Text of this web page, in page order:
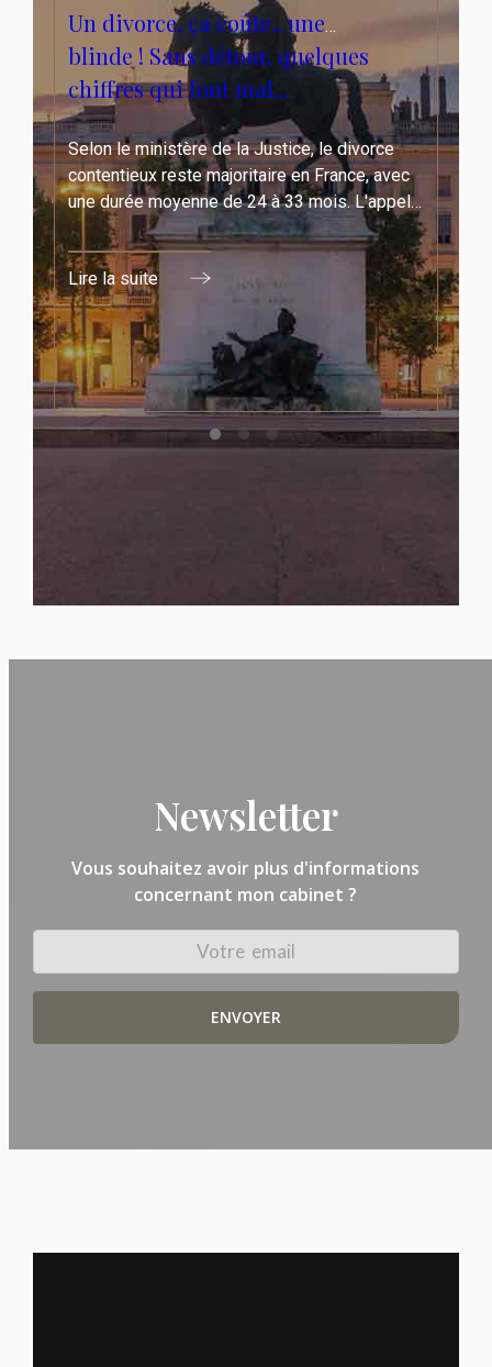
Un divorce, ça coûte.. une
blinde ! Sans détour, quelques
chiffres qui font mal...
Selon le ministère de la Justice, le divorce
contentieux reste majoritaire en France, avec
une durée moyenne de 24 à 33 mois. L'appel
et la liquidation du régime matrimonial ajoutent
des délais supplémentaires pas toujours
envisagés. Faisons le point.
Lire la suite
Newsletter
Vous souhaitez avoir plus d'informations
concernant mon cabinet ?